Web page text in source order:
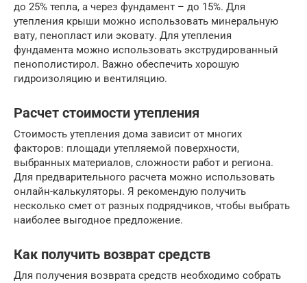
до 25% тепла, а через фундамент – до 15%. Для
утепления крыши можно использовать минеральную
вату, пенопласт или эковату. Для утепления
фундамента можно использовать экструдированный
пенополистирол. Важно обеспечить хорошую
гидроизоляцию и вентиляцию.
Расчет стоимости утепления
Стоимость утепления дома зависит от многих
факторов: площади утепляемой поверхности,
выбранных материалов, сложности работ и региона.
Для предварительного расчета можно использовать
онлайн-калькуляторы. Я рекомендую получить
несколько смет от разных подрядчиков, чтобы выбрать
наиболее выгодное предложение.
Как получить возврат средств
Для получения возврата средств необходимо собрать